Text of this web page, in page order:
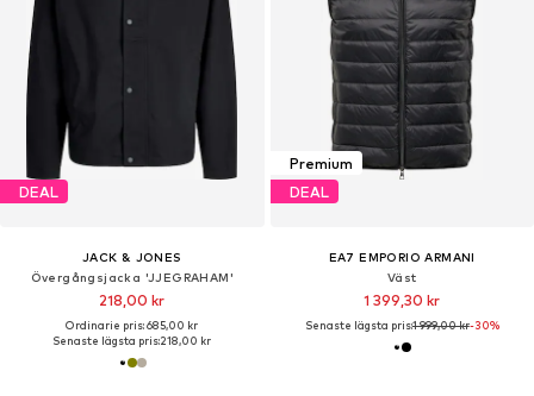
DEAL
JACK & JONES
Övergångsjacka 'JJEGRAHAM'
218,00 kr
Ordinarie pris: 685,00 kr
Senaste lägsta pris:218,00 kr
Premium
DEAL
EA7 EMPORIO ARMANI
Väst
1 399,30 kr
Senaste lägsta pris:1 999,00 kr-30%